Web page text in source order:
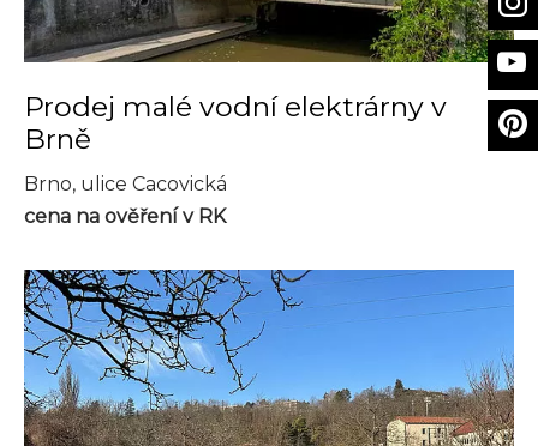
Prodej malé vodní elektrárny v
Brně
Brno, ulice Cacovická
cena na ověření v RK